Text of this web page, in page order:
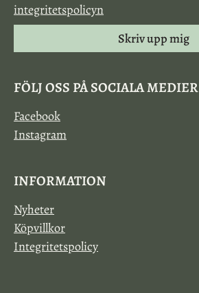
integritetspolicyn
Skriv upp mig
FÖLJ OSS PÅ SOCIALA MEDIER
Facebook
Instagram
INFORMATION
Nyheter
Köpvillkor
Integritetspolicy